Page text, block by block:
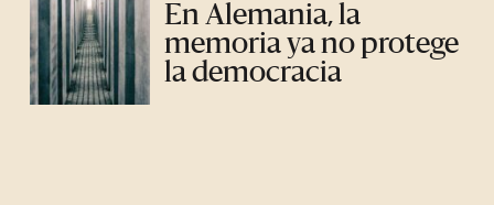
En Alemania, la
memoria ya no protege
la democracia